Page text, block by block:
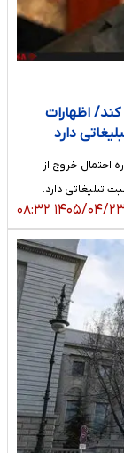
کند/ اظهارات
دارد
احتمال خروج از
تبلیغاتی دارد.
۰۴/۲۳ ۰۸:۳۲